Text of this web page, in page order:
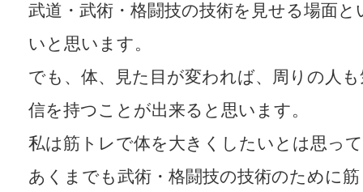
武道・武術・格闘技の技術を見せる場面
いと思います。
でも、体、見た目が変われば、周りの人
信を持つことが出来ると思います。
私は筋トレで体を大きくしたいとは思っ
あくまでも武術・格闘技の技術のために